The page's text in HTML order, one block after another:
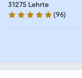
31275 Lehrte
4.9 Sterne
(96)